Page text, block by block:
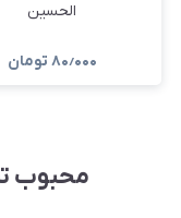
الحسین
۸۰٫۰۰۰ تومان
محبوب